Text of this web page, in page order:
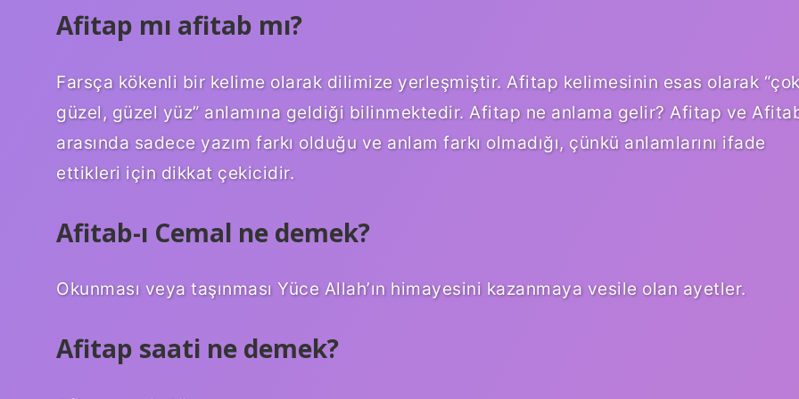
Afitap mı afitab mı?
Farsça kökenli bir kelime olarak dilimize yerleşmiştir. Afitap kelimesinin esas olarak
güzel, güzel yüz” anlamına geldiği bilinmektedir. Afitap ne anlama gelir? Afitap ve
arasında sadece yazım farkı olduğu ve anlam farkı olmadığı, çünkü anlamlarını ifade
ettikleri için dikkat çekicidir.
Afitab-ı Cemal ne demek?
Okunması veya taşınması Yüce Allah’ın himayesini kazanmaya vesile olan ayetler.
Afitap saati ne demek?